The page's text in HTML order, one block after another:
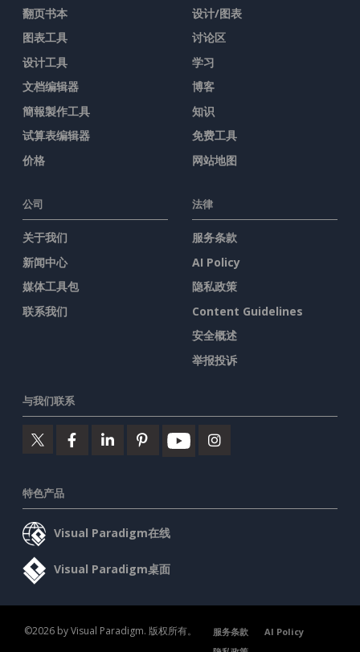
翻页书本
图表工具
设计工具
文档编辑器
簡報製作工具
试算表编辑器
价格
设计/图表
讨论区
学习
博客
知识
免费工具
网站地图
公司
关于我们
新闻中心
媒体工具包
联系我们
法律
服务条款
AI Policy
隐私政策
Content Guidelines
安全概述
举报投诉
与我们联系
特色产品
Visual Paradigm在线
Visual Paradigm桌面
©2026 by Visual Paradigm. 版权所有。 服务条款
AI Policy